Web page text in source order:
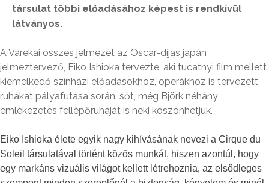
társulat többi előadásához képest is rendkívül
látványos.
A Varekai összes jelmezét az Oscar-díjas japán
jelmeztervező, Eiko Ishioka tervezte, aki tucatnyi film mellett
kiemelkedő színházi előadásokhoz, operákhoz is tervezett
ruhákat pályafutása során, sőt, még Björk néhány
emlékezetes fellépőruháját is neki köszönhetjük.
Eiko Ishioka élete egyik nagy kihívásának nevezi a Cirque du
Soleil társulatával történt közös munkát, hiszen azontúl, hogy
egy markáns vizuális világot kellett létrehoznia, az elsődleges